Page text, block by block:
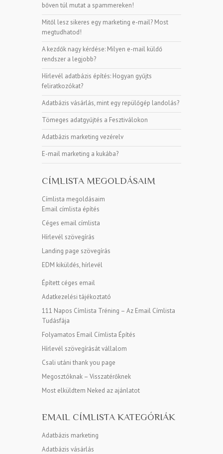
bőven túl mutat a spammereken!
Mitől lesz sikeres egy marketing e-mail? Most
megtudhatod!
A kezdők nagy kérdése: Milyen e-mail küldő
rendszer a legjobb?
Hírlevél adatbázis építés: Hogyan gyűjts
feliratkozókat?
Adatbázis vásárlás, mint egy repülőgép landolás?
Tömeges adatgyűjtés a Fesztiválokon
Adatbázis marketing vezérelv
E-mail marketing a kukába?
CÍMLISTA MEGOLDÁSAIM
Címlista megoldásaim
Email címlista építés
Céges email címlista
Hírlevél szövegírás
Landing page szövegírás
EDM kiküldés, hírlevél
Épített céges email
Adatkezelési tájékoztató
111 Napos Címlista Tréning – Az Email Címlista
Tudásfája
Folyamatos Email Címlista Építés
Hírlevél szövegírását vállalom
Csali utáni thank you page
Megosztóknak – Visszatérőknek
Most elküldtem Neked az ajánlatot
EMAIL CÍMLISTA KATEGÓRIÁK
Adatbázis marketing
Adatbázis vásárlás